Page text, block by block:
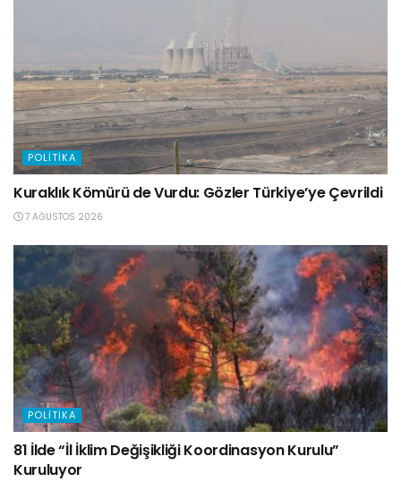
POLITIKA
Kuraklık Kömürü de Vurdu: Gözler Türkiye’ye Çevrildi
7 AĞUSTOS 2026
POLITIKA
81 İlde “İl İklim Değişikliği Koordinasyon Kurulu”
Kuruluyor